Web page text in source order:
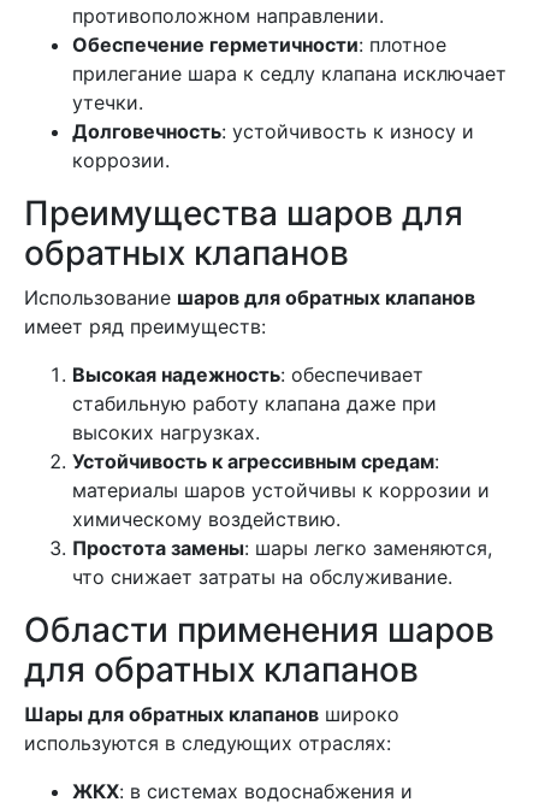
противоположном направлении.
Обеспечение герметичности: плотное
прилегание шара к седлу клапана исключает
утечки.
Долговечность: устойчивость к износу и
коррозии.
Преимущества шаров для
обратных клапанов
Использование шаров для обратных клапанов
имеет ряд преимуществ:
Высокая надежность: обеспечивает
стабильную работу клапана даже при
высоких нагрузках.
Устойчивость к агрессивным средам:
материалы шаров устойчивы к коррозии и
химическому воздействию.
Простота замены: шары легко заменяются,
что снижает затраты на обслуживание.
Области применения шаров
для обратных клапанов
Шары для обратных клапанов широко
используются в следующих отраслях:
ЖКХ: в системах водоснабжения и